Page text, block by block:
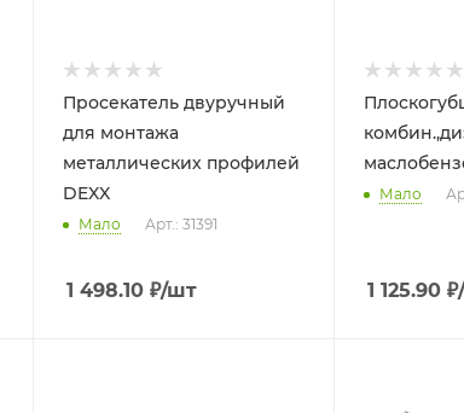
Просекатель двуручный
для монтажа
металлических профилей
DEXX
Мало Арт.: 31391
1 498.10 ₽/шт
Мало
1 125.90₽